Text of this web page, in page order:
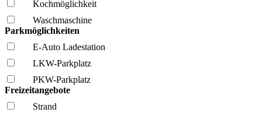
Kochmöglich­keit
Wasch­maschine
Parkmöglichkeiten
E-Auto Ladestation
LKW-Parkplatz
PKW-Parkplatz
Freizeitangebote
Strand